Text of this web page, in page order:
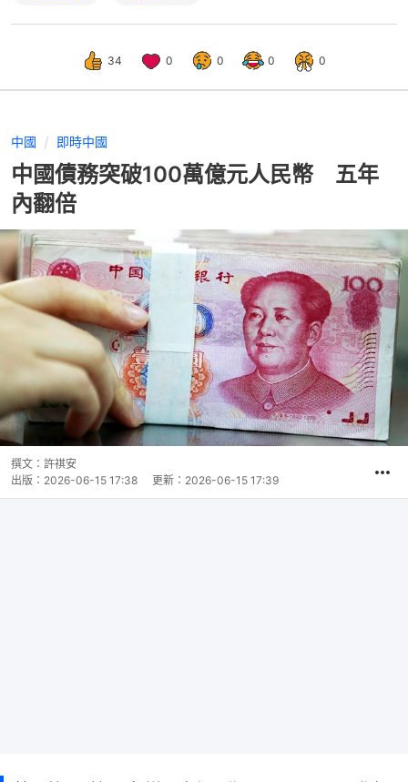
34 0 0 0 0
中國 即時中國
中國債務突破100萬億元人民幣 五年
內翻倍
撰文： 許祺安
出版： 2026-06-15 17:38 更新： 2026-06-15 17:39